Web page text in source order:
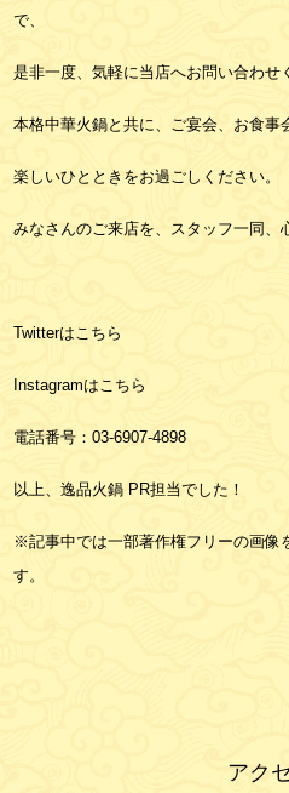
で、
是非一度、気軽に当店へお問い合わせ
本格中華火鍋と共に、ご宴会、お食事
楽しいひとときをお過ごしください。
みなさんのご来店を、スタッフ一同、
Twitterは こちら
Instagramは こちら
電話番号：03-6907-4898
以上、逸品火鍋 PR担当でした！
※記事中では一部著作権フリーの画像
す。
アク